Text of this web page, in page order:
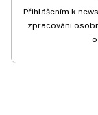
Přihlášením k
zpracování